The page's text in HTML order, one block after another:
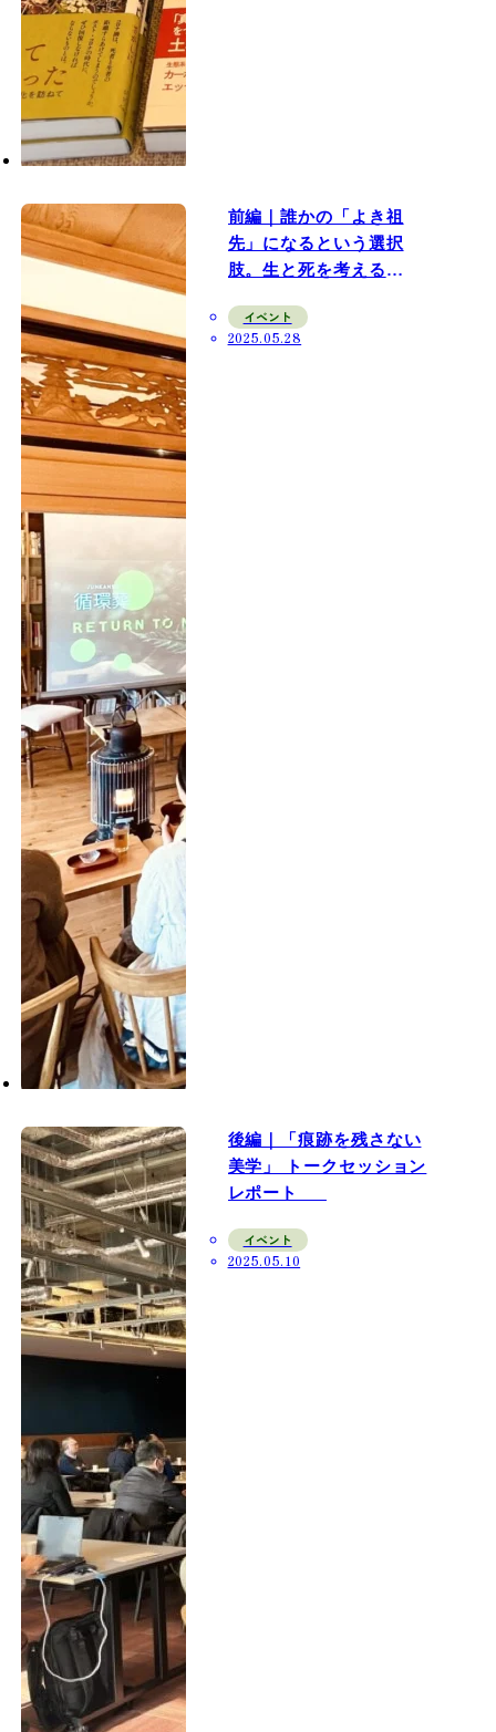
前編｜誰かの「よき祖
先」になるという選択
肢。生と死を考える
セッションレポート
イベント
2025.05.28
後編｜「痕跡を残さない
美学」 トークセッション
レポート
イベント
2025.05.10